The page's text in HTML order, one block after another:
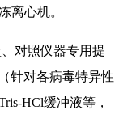
离心机。
对照仪器专用提
针对各病毒特异性
HCl缓冲液等，